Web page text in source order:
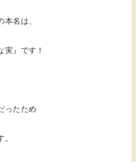
名は、
実』です！
ったため